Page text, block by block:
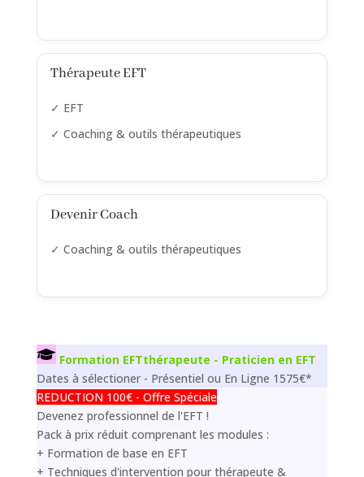
Thérapeute EFT
✓ EFT
✓ Coaching & outils thérapeutiques
Devenir Coach
✓ Coaching & outils thérapeutiques
Formation EFTthérapeute - Praticien en EFT
Dates à sélectioner - Présentiel ou En Ligne 1575€*
REDUCTION 100€ - Offre Spéciale
Devenez professionnel de l'EFT !
Pack à prix réduit comprenant les modules :
+ Formation de base en EFT
+ Techniques d'intervention pour thérapeute &